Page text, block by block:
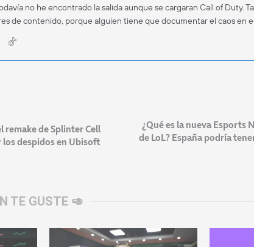
no he encontrado la salida aunque se cargaran Call of Duty.
de contenido, porque alguien tiene que documentar el caos en
remake de Splinter Cell
despidos en Ubisoft
¿Qué es la nueva Esports
de LoL? España podría
TE GUSTE 🥑